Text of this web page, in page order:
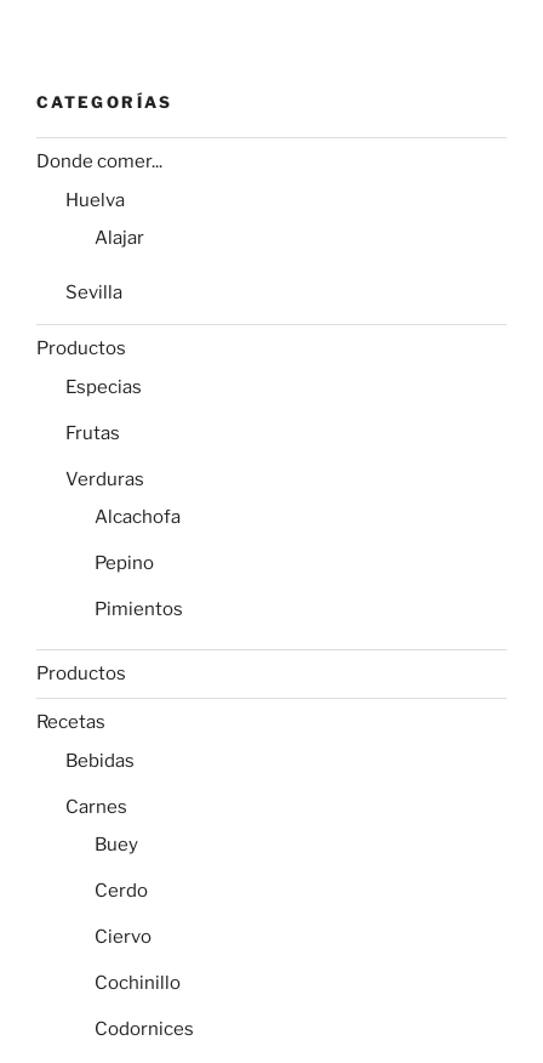
CATEGORÍAS
Donde comer...
Huelva
Alajar
Sevilla
Productos
Especias
Frutas
Verduras
Alcachofa
Pepino
Pimientos
Productos
Recetas
Bebidas
Carnes
Buey
Cerdo
Ciervo
Cochinillo
Codornices